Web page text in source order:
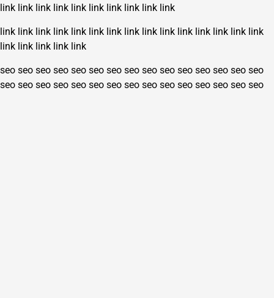
link link link link link link link link link link
link link link link link link link link link link link link link link link
link link link link link
seo seo seo seo seo seo seo seo seo seo seo seo seo seo seo
seo seo seo seo seo seo seo seo seo seo seo seo seo seo seo